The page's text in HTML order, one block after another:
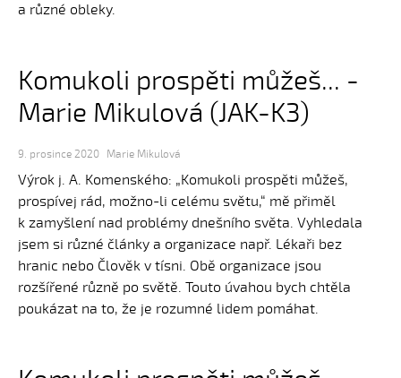
a různé obleky.
Komukoli prospěti můžeš... -
Marie Mikulová (JAK-K3)
9. prosince 2020 Marie Mikulová
Výrok j. A. Komenského: „Komukoli prospěti můžeš,
prospívej rád, možno-li celému světu,“ mě přiměl
k zamyšlení nad problémy dnešního světa. Vyhledala
jsem si různé články a organizace např. Lékaři bez
hranic nebo Člověk v tísni. Obě organizace jsou
rozšířené různě po světě. Touto úvahou bych chtěla
poukázat na to, že je rozumné lidem pomáhat.